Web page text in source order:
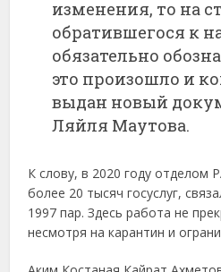
изменения, то на
обратившегося к
обязательно
это произошло и
выдан новый
Ляйля Маутова.
К слову, в 2020 году отделом
более 20 тысяч госуслуг,
1997 пар. Здесь работа не
несмотря на карантин и